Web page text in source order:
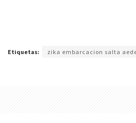
Etiquetas: zika embarcacion salta